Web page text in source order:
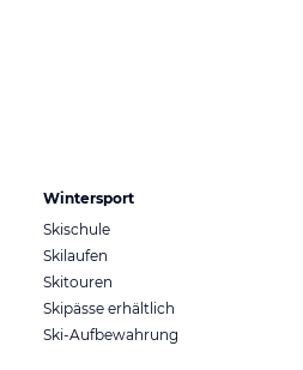
Wintersport
Skischule
Skilaufen
Skitouren
Skipässe erhältlich
Ski-Aufbewahrung